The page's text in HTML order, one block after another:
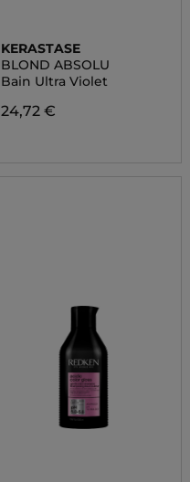
KERASTASE
BLOND ABSOLU
Bain Ultra Violet
24,72 €